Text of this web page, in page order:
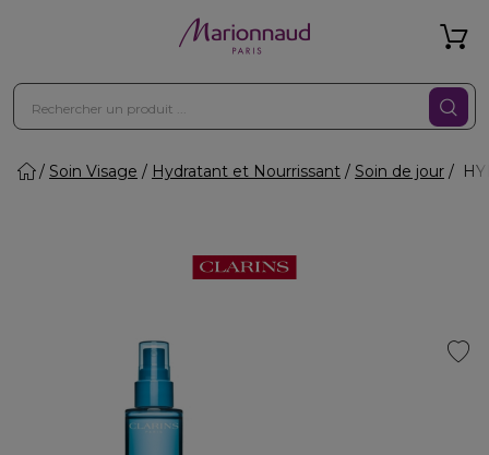
Soin Visage Hydratant et Nourrissant Soin de jour